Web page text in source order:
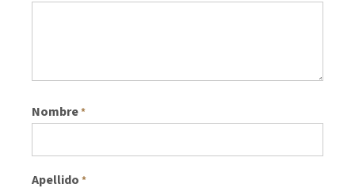
Nombre*
Apellido *